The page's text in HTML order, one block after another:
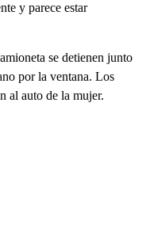
y parece estar
se detienen junto
por la ventana. Los
al auto de la mujer.